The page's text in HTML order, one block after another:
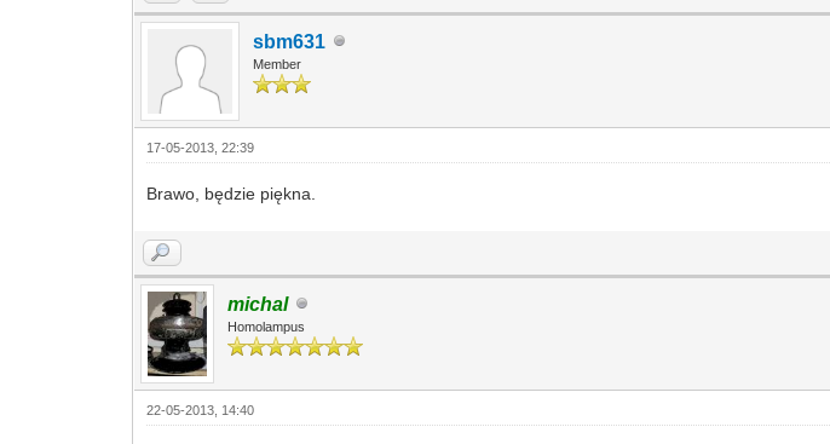
sbm631
Member
17-05-2013, 22:39
Brawo, będzie piękna.
michal
Homolampus
22-05-2013, 14:40